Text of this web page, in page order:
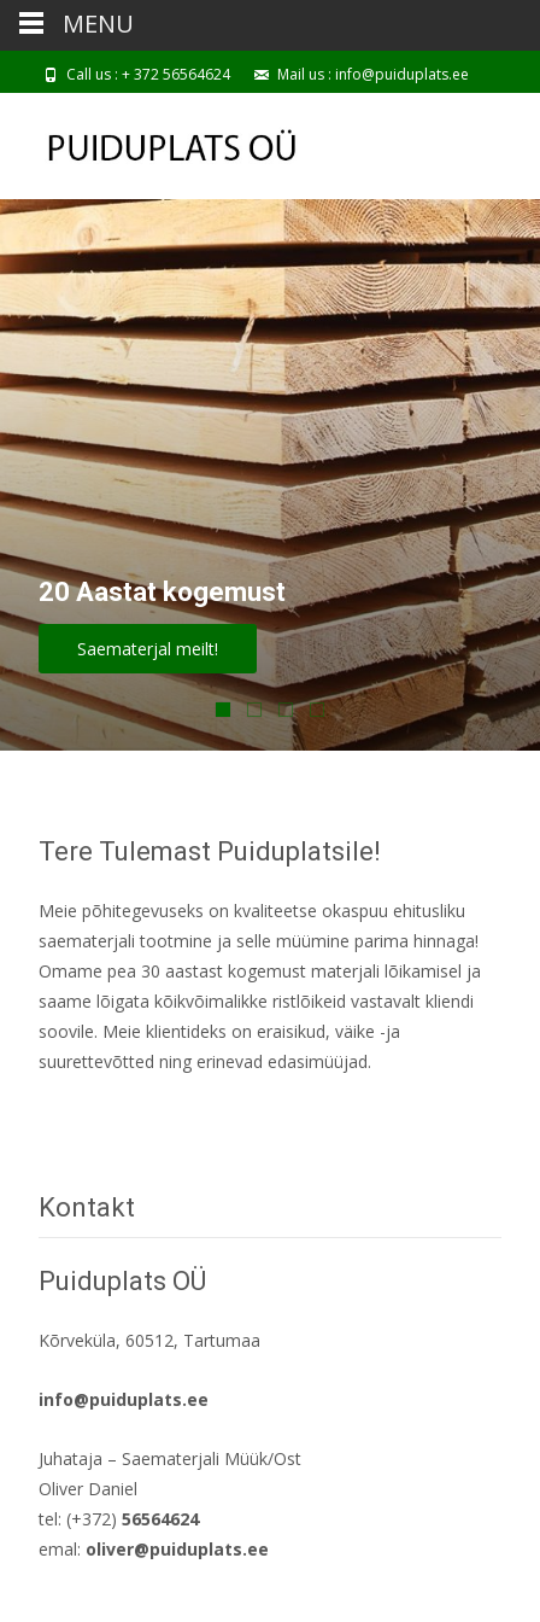
Call us : + 372 56564624 Mail us : info@puiduplats.ee
20 Aastat kogemust
Saematerjal meilt!
Tere Tulemast Puiduplatsile!
Meie põhitegevuseks on kvaliteetse okaspuu ehitusliku
saematerjali tootmine ja selle müümine parima hinnaga!
Omame pea 30 aastast kogemust materjali lõikamisel ja
saame lõigata kõikvõimalikke ristlõikeid vastavalt kliendi
soovile. Meie klientideks on eraisikud, väike -ja
suurettevõtted ning erinevad edasimüüjad.
Kontakt
Puiduplats OÜ
Kõrveküla, 60512, Tartumaa
info@puiduplats.ee
Juhataja – Saematerjali Müük/Ost
Oliver Daniel
tel: (+372) 56564624
emal: oliver@puiduplats.ee
MENU